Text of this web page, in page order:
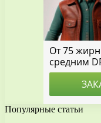
Популярные статьи